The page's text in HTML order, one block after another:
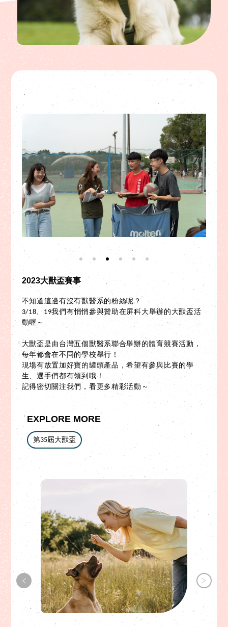
2023大獸盃賽事
不知道這邊有沒有獸醫系的粉絲呢？
3/18、19我們有悄悄參與贊助在屏科大舉辦的大獸盃活
動喔～
大獸盃是由台灣五個獸醫系聯合舉辦的體育競賽活動，
每年都會在不同的學校舉行！
現場有放置加好寶的罐頭產品，希望有參與比賽的學
生、選手們都有領到哦！
記得密切關注我們，看更多精彩活動～
EXPLORE MORE
第35屆大獸盃